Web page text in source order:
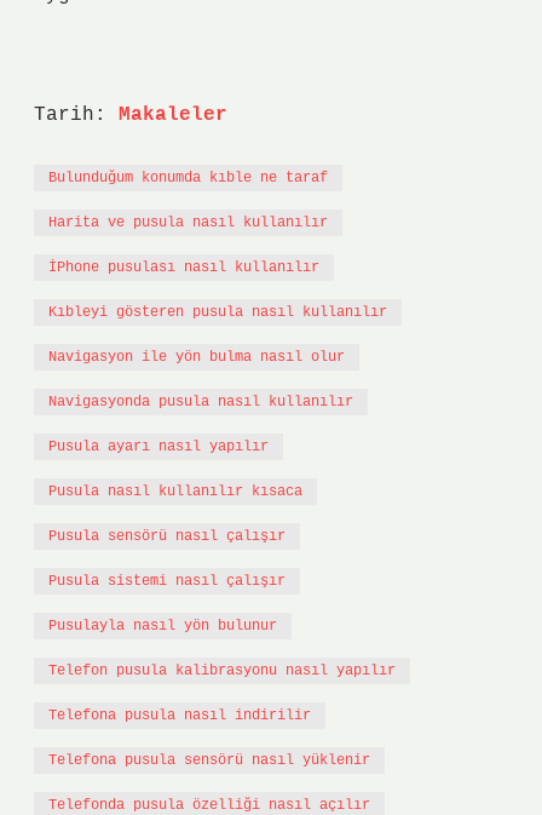
Tarih: Makaleler
Bulunduğum konumda kıble ne taraf
Harita ve pusula nasıl kullanılır
İPhone pusulası nasıl kullanılır
Kıbleyi gösteren pusula nasıl kullanılır
Navigasyon ile yön bulma nasıl olur
Navigasyonda pusula nasıl kullanılır
Pusula ayarı nasıl yapılır
Pusula nasıl kullanılır kısaca
Pusula sensörü nasıl çalışır
Pusula sistemi nasıl çalışır
Pusulayla nasıl yön bulunur
Telefon pusula kalibrasyonu nasıl yapılır
Telefona pusula nasıl indirilir
Telefona pusula sensörü nasıl yüklenir
Telefonda pusula özelliği nasıl açılır